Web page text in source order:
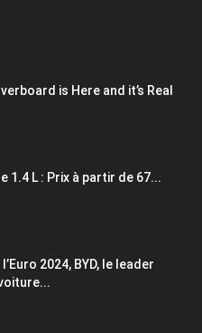
is Here and it’s Real
1.4 L : Prix à partir de 67...
2024, BYD, le leader